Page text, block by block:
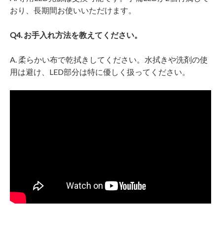
おり、長期間お使いいただけます。
Q4. お手入れ方法を教えてください。
A. 柔らかい布で乾拭きしてください。水拭きや洗剤の使
用は避け、LED部分は特に優しく扱ってください。